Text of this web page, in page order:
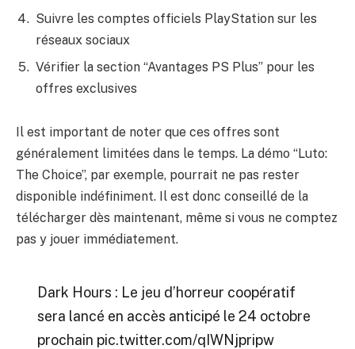
Suivre les comptes officiels PlayStation sur les
réseaux sociaux
Vérifier la section “Avantages PS Plus” pour les
offres exclusives
Il est important de noter que ces offres sont
généralement limitées dans le temps. La démo “Luto:
The Choice”, par exemple, pourrait ne pas rester
disponible indéfiniment. Il est donc conseillé de la
télécharger dès maintenant, même si vous ne comptez
pas y jouer immédiatement.
Dark Hours : Le jeu d’horreur coopératif
sera lancé en accès anticipé le 24 octobre
prochain pic.twitter.com/qIWNjpripw